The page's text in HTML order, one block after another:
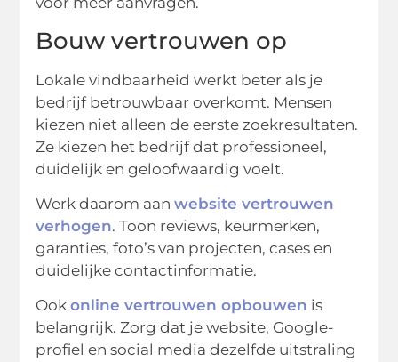
Bouw vertrouwen op
Lokale vindbaarheid werkt beter als je
bedrijf betrouwbaar overkomt. Mensen
kiezen niet alleen de eerste zoekresultaten.
Ze kiezen het bedrijf dat professioneel,
duidelijk en geloofwaardig voelt.
Werk daarom aanwebsite vertrouwen
verhogen. Toon reviews, keurmerken,
garanties, foto’s van projecten, cases en
duidelijke contactinformatie.
Ookonline vertrouwen opbouwen is
belangrijk. Zorg dat je website, Google-
profiel en social media dezelfde uitstraling